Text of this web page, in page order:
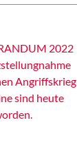
2022
Angriffskrieg
sind heute